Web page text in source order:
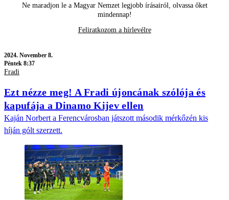
Ne maradjon le a Magyar Nemzet legjobb írásairól, olvassa őket
mindennap!
Feliratkozom a hírlevélre
2024. November 8.
Péntek 8:37
Fradi
Ezt nézze meg! A Fradi újoncának szólója és
kapufája a Dinamo Kijev ellen
Kaján Norbert a Ferencvárosban játszott második mérkőzén kis
híján gólt szerzett.